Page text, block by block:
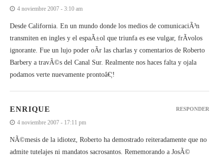
4 noviembre 2007 - 3:10 am
Desde California. En un mundo donde los medios de comunicaciÃ³n
transmiten en ingles y el espaÃ±ol que triunfa es ese vulgar, frÃ­volos
ignorante. Fue un lujo poder oÃ­r las charlas y comentarios de Roberto
Barbery a travÃ©s del Canal Sur. Realmente nos haces falta y ojala
podamos verte nuevamente prontoâ€¦!
ENRIQUE
4 noviembre 2007 - 17:11 pm
NÃ©mesis de la idiotez, Roberto ha demostrado reiteradamente que no
admite tutelajes ni mandatos sacrosantos. Rememorando a JosÃ©
RESPONDER